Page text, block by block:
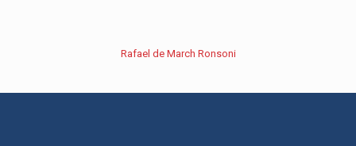
Rafael de March Ronsoni